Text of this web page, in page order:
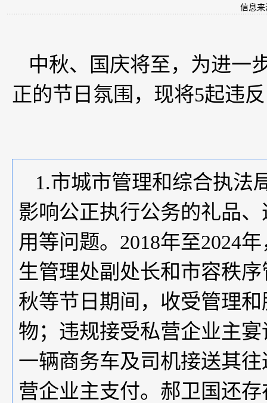
信息来
中秋、国庆将至，为进一
正的节日氛围，现将5起违
1.市城市管理和综合执法
影响公正执行公务的礼品
用等问题。 2018年至2024
生管理处副处长和市容秩
秋等节日期间，收受管理
物；违规接受私营企业主
一辆商务车及司机接送其
营企业主支付。郝卫国还